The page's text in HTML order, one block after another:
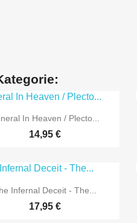
 Vorschau
In Heaven / Plecto...
14,95 €
 Vorschau
Infernal Deceit - The...
17,95 €